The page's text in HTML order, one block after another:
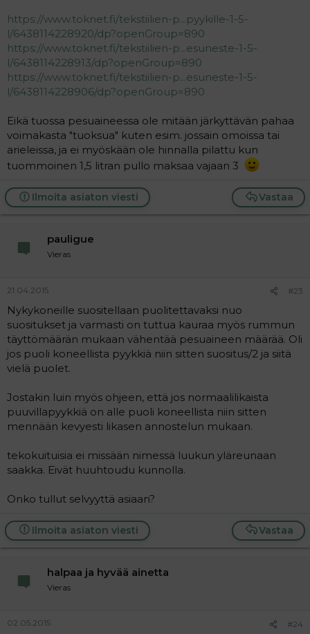
https://www.toknet.fi/tekstiilien-p...pyykille-1-5-
l/6438114228920/dp?openGroup=890
https://www.toknet.fi/tekstiilien-p...esuneste-1-5-
l/6438114228913/dp?openGroup=890
https://www.toknet.fi/tekstiilien-p...esuneste-1-5-
l/6438114228906/dp?openGroup=890
Eikä tuossa pesuaineessa ole mitään järkyttävän pahaa
voimakasta "tuoksua" kuten esim. jossain omoissa tai
arieleissa, ja ei myöskään ole hinnalla pilattu kun
tuommoinen 1,5 litran pullo maksaa vajaan 3 
Vastaa
Ilmoita asiaton viesti
pauligue
Vieras
21.04.2015 #23
Nykykoneille suositellaan puolitettavaksi nuo
suositukset ja varmasti on tuttua kauraa myös rummun
täyttömäärän mukaan vähentää pesuaineen määrää. Oli
jos puoli koneellista pyykkiä niin sitten suositus/2 ja siitä
vielä puolet.
Jostakin luin myös ohjeen, että jos normaalilikaista
puuvillapyykkiä on alle puoli koneellista niin sitten
mennään kevyesti likasen annostelun mukaan.
tekokuituisia ei missään nimessä luukun yläreunaan
saakka. Eivät huuhtoudu kunnolla.
Onko tullut selvyyttä asiaan?
Vastaa
Ilmoita asiaton viesti
halpaa ja hyvää ainetta
Vieras
02.05.2015 #24